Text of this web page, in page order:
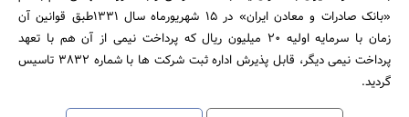
«بانک صادرات و معادن ایران» در 15 شهریورماه سال 1331طبق قوانین آن
زمان با سرمایه اولیه 20 میلیون ریال که پرداخت نیمی از آن هم با تعهد
پرداخت نیمی دیگر، قابل پذیرش اداره ثبت شرکت ها با شماره 3832 تاسیس
گردید.